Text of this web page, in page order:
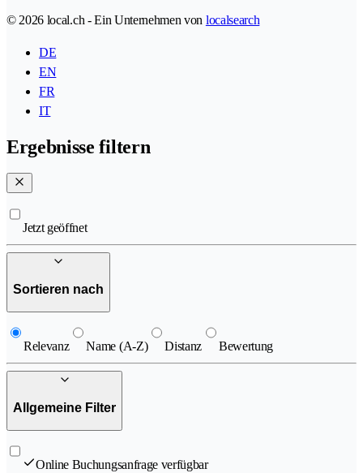
© 2026 local.ch - Ein Unternehmen von localsearch
DE
EN
FR
IT
Ergebnisse filtern
Jetzt geöffnet
Sortieren nach
Relevanz Name (A-Z) Distanz Bewertung
Allgemeine Filter
Online Buchungsanfrage verfügbar